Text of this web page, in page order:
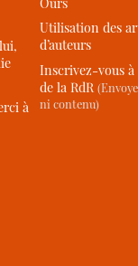
à
Utilisation des
d’auteurs
Inscrivez-vous
de la RdR
ni contenu)